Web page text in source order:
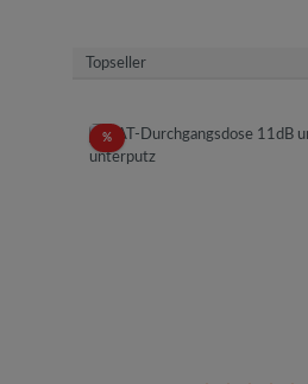
%Rabatt